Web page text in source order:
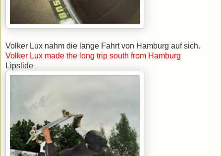
Volker Lux nahm die lange Fahrt von Hamburg auf sich.
Volker Lux made the long trip south from Hamburg
Lipslide